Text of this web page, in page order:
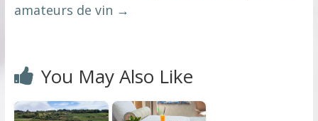
amateurs de vin →
You May Also Like